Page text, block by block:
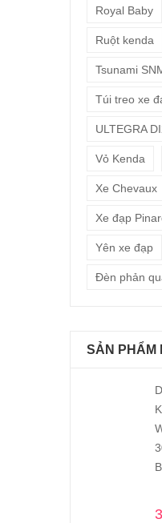
Royal Baby
Ruột kenda
Tsunami
Túi treo xe
ULTEGRA
Vỏ Kenda
Xe Chevaux
Xe đạp
Yên xe đạp
Đèn phản
SẢN PHẨM